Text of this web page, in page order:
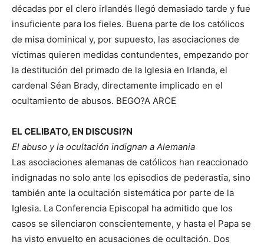
décadas por el clero irlandés llegó demasiado tarde y fue
insuficiente para los fieles. Buena parte de los católicos
de misa dominical y, por supuesto, las asociaciones de
víctimas quieren medidas contundentes, empezando por
la destitución del primado de la Iglesia en Irlanda, el
cardenal Séan Brady, directamente implicado en el
ocultamiento de abusos. BEGO?A ARCE
EL CELIBATO, EN DISCUSI?N
El abuso y la ocultación indignan a Alemania
Las asociaciones alemanas de católicos han reaccionado
indignadas no solo ante los episodios de pederastia, sino
también ante la ocultación sistemática por parte de la
Iglesia. La Conferencia Episcopal ha admitido que los
casos se silenciaron conscientemente, y hasta el Papa se
ha visto envuelto en acusaciones de ocultación. Dos